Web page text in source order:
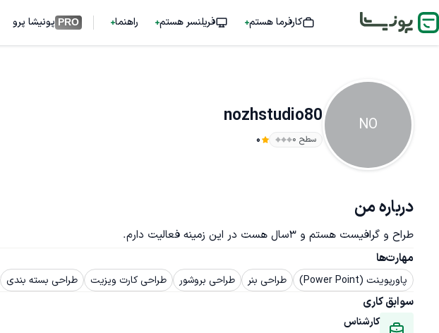
کارفرما هستم فریلنسر هستم راهنما PRO پونیشا پرو
NO
nozhstudio80
سطح ۰ 0
درباره من
طراح و گرافیست هستم و 3سال هست در این زمینه فعالیت دارم.
مهارت‌ها
پاورپوینت (Power Point) طراحی بنر طراحی بروشور طراحی کارت ویزیت طراحی بسته بندی
سوابق کاری
کارشناس